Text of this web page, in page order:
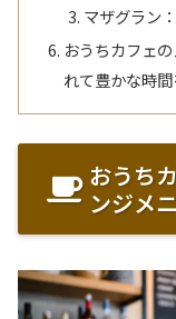
マザグラン
おうちカフェ
れて豊かな時間
おうち
ンジメ